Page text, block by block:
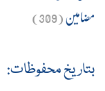
مضامین(309)
بتاریخ محفوظات: